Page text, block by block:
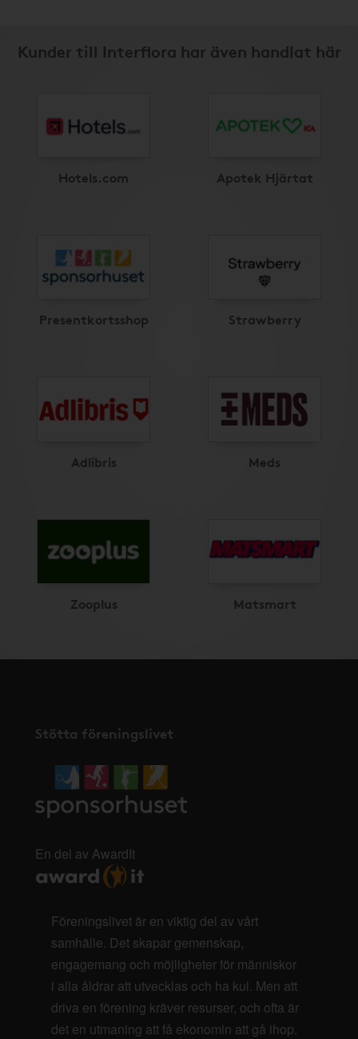
Kunder till Interflora har även handlat här
Hotels.com Apotek Hjärtat
Presentkortsshop Strawberry
Adlibris Meds
Zooplus Matsmart
Stötta föreningslivet
En del av AwardIt
Föreningslivet är en viktig del av vårt
samhälle. Det skapar gemenskap,
engagemang och möjligheter för människor
i alla åldrar att utvecklas och ha kul. Men att
driva en förening kräver resurser, och ofta är
det en utmaning att få ekonomin att gå ihop.